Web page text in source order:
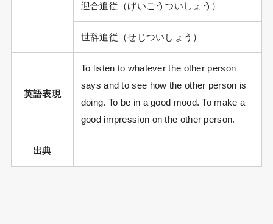
迎合追従（げいごうついしょう）
世辞追従（せじついしょう）
英語表現
To listen to whatever the other person
says and to see how the other person is
doing. To be in a good mood. To make a
good impression on the other person.
出典 –